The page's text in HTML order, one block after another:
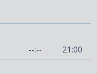
--:--
21:00